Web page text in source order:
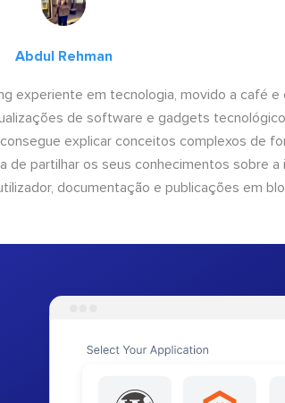
Abdul Rehman
experiente em tecnologia, movido a café e
de software e gadgets
explicar conceitos complexos de
de partilhar os seus conhecimentos sobre a
documentação e publicações em